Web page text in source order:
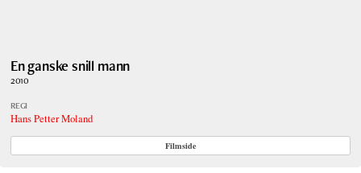
En ganske snill mann
2010
REGI
Hans Petter Moland
Filmside